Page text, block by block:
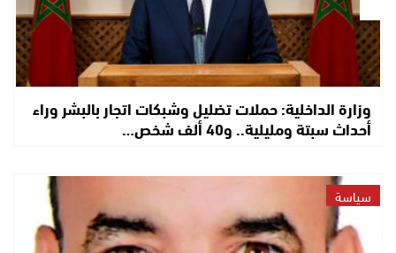
وزارة الداخلية: حملات تضليل وشبكات اتجار بالبشر وراء
أحداث سبتة ومليلية.. و40 ألف شخص…
سياسة